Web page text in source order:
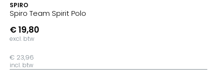
SPIRO
Spiro Team Spirit Polo
€ 19,80
excl. btw
€ 23,96
incl. btw